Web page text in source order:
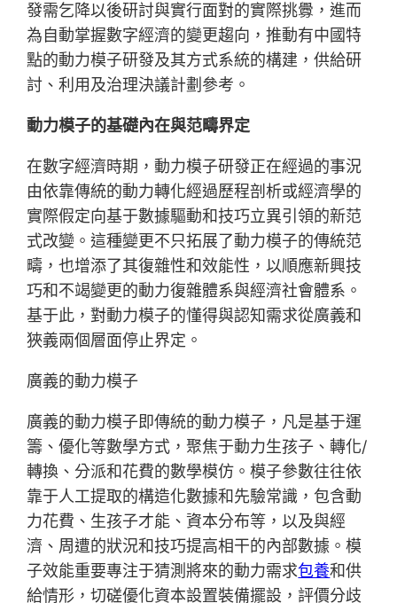
發需乞降以後研討與實行面對的實際挑釁，進而
為自動掌握數字經濟的變更趨向，推動有中國特
點的動力模子研發及其方式系統的構建，供給研
討、利用及治理決議計劃參考。
動力模子的基礎內在與范疇界定
在數字經濟時期，動力模子研發正在經過的事況
由依靠傳統的動力轉化經過歷程剖析或經濟學的
實際假定向基于數據驅動和技巧立異引領的新范
式改變。這種變更不只拓展了動力模子的傳統范
疇，也增添了其復雜性和效能性，以順應新興技
巧和不竭變更的動力復雜體系與經濟社會體系。
基于此，對動力模子的懂得與認知需求從廣義和
狹義兩個層面停止界定。
廣義的動力模子
廣義的動力模子即傳統的動力模子，凡是基于運
籌、優化等數學方式，聚焦于動力生孩子、轉化/
轉換、分派和花費的數學模仿。模子參數往往依
靠于人工提取的構造化數據和先驗常識，包含動
力花費、生孩子才能、資本分布等，以及與經
濟、周遭的狀況和技巧提高相干的內部數據。模
子效能重要專注于猜測將來的動力需求包養和供
給情形，切磋優化資本設置裝備擺設，評價分歧